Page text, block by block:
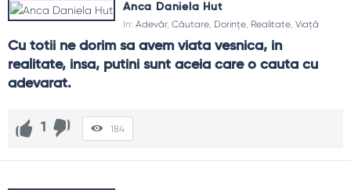
Anca Daniela Hut
In: Adevăr, Căutare, Dorințe, Realitate, Viață
Cu totii ne dorim sa avem viata vesnica, in
realitate, insa, putini sunt aceia care o cauta cu
adevarat.
1 184